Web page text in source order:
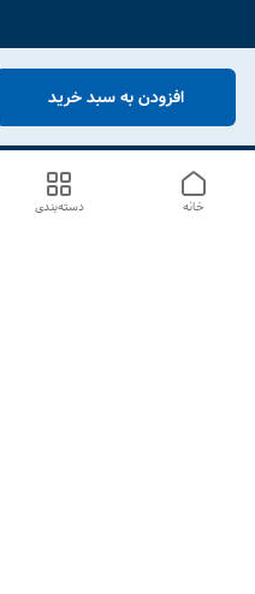
افزودن به سبد خرید
دسته‌بندی خانه